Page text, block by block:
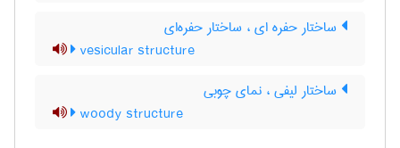
ساختار حفره ای ، ساختار حفره‌ای
vesicular structure
ساختار لیفی ، نمای چوبی
woody structure